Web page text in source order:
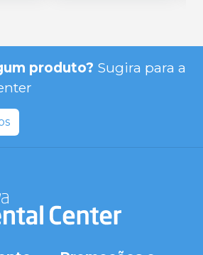
produto? Sugira para a